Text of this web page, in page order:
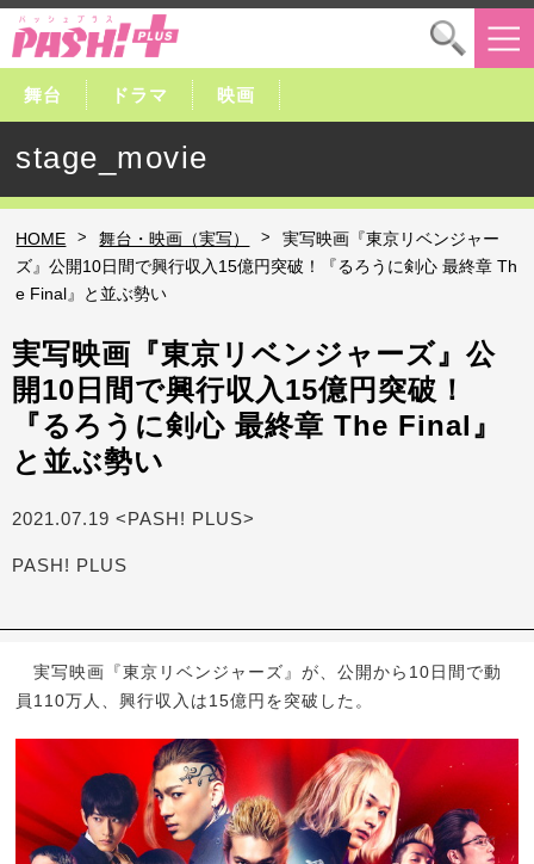
舞台 ドラマ 映画
stage_movie
HOME > 舞台・映画（実写） >
実写映画『東京リベンジャー
ズ』公開10日間で興行収入15億円突破！『るろうに剣心 最終章 Th
e Final』と並ぶ勢い
実写映画『東京リベンジャーズ』公
開10日間で興行収入15億円突破！
『るろうに剣心 最終章 The Final』
と並ぶ勢い
2021.07.19 <PASH! PLUS>
PASH! PLUS
実写映画『東京リベンジャーズ』が、公開から10日間で動
員110万人、興行収入は15億円を突破した。